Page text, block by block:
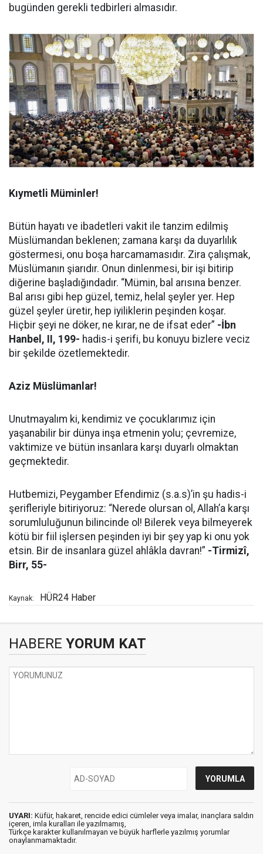
bugünden gerekli tedbirleri almasıdır.
Kıymetli Müminler!
Bütün hayatı ve ibadetleri vakit ile tanzim edilmiş
Müslümandan beklenen; zamana karşı da duyarlılık
göstermesi, onu boşa harcamamasıdır. Zira çalışmak,
Müslümanın şiarıdır. Onun dinlenmesi, bir işi bitirip
diğerine başladığındadır. “Mümin, bal arısına benzer.
Bal arısı gibi hep güzel, temiz, helal şeyler yer. Hep
güzel şeyler üretir, hep iyiliklerin peşinden koşar.
Hiçbir şeyi ne döker, ne kırar, ne de ifsat eder” -İbn
Hanbel, II, 199- hadis-i şerifi, bu konuyu bizlere veciz
bir şekilde özetlemektedir.
Aziz Müslümanlar!
Unutmayalım ki, kendimiz ve çocuklarımız için
yaşanabilir bir dünya inşa etmenin yolu; çevremize,
vaktimize ve bütün insanlara karşı duyarlı olmaktan
geçmektedir.
Hutbemizi, Peygamber Efendimiz (s.a.s)’in şu hadis-i
şerifleriyle bitiriyoruz: “Nerede olursan ol, Allah’a karşı
sorumluluğunun bilincinde ol! Bilerek veya bilmeyerek
kötü bir fiil işlersen peşinden iyi bir şey yap ki onu yok
etsin. Bir de insanlara güzel ahlâkla davran!” -Tirmizî,
Birr, 55-
Kaynak: HÜR24 Haber
HABERE YORUM KAT
UYARI: Küfür, hakaret, rencide edici cümleler veya imalar, inançlara saldırı
içeren, imla kuralları ile yazılmamış,
Türkçe karakter kullanılmayan ve büyük harflerle yazılmış yorumlar
onaylanmamaktadır.